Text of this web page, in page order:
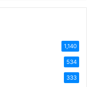
1,140
534
333